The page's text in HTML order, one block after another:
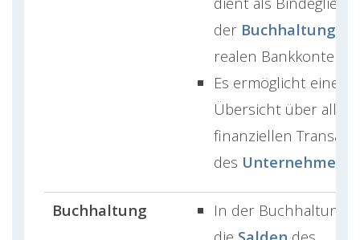
der Buchhaltung
realen Bankkonten.
Es ermöglicht eine
Übersicht über alle
finanziellen
des Unternehmens
Buchhaltung
In der Buchhaltung